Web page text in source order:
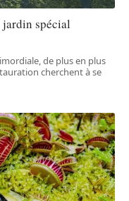
jardin spécial
de plus en plus
cherchent à se